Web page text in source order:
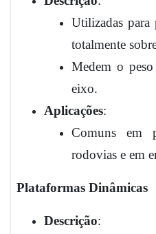
Utilizadas para
totalmente
Medem o
eixo.
Aplicações:
Comuns em
rodovias e em
Plataformas Dinâmicas
Descrição: